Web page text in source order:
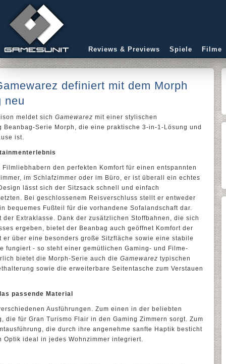
Reviews & Previews Spiele Filme
definiert mit dem Morph
neu
meldet sich Gamewarez mit einer stylischen
Beanbag-Serie Morph, die eine praktische 3-in-1-Lösung und
ist.
den perfekten Komfort für einen entspannten
im Schlafzimmer oder im Büro, er ist überall ein echtes
lässt sich der Sitzsack schnell und einfach
Bei geschlossenem Reisverschluss stellt er entweder
bequemes Fußteil für die vorhandene Sofalandschaft dar.
der Extraklasse. Dank der zusätzlichen Stoffbahnen, die sich
ergeben, bietet der Beanbag auch geöffnet Komfort der
er über eine besonders große Sitzfläche sowie eine stabile
fungiert - so steht einer gemütlichen Gaming- und Filme-
bietet die Morph-Serie auch die Gamewarez typischen
sowie die erweiterbare Seitentasche zum Verstauen
passende Material
Ausführungen. Zum einen in der beliebten
die für Gran Turismo Flair in den Gaming Zimmern sorgt. Zum
die durch ihre angenehme sanfte Haptik besticht
Optik ideal in jedes Wohnzimmer integriert.